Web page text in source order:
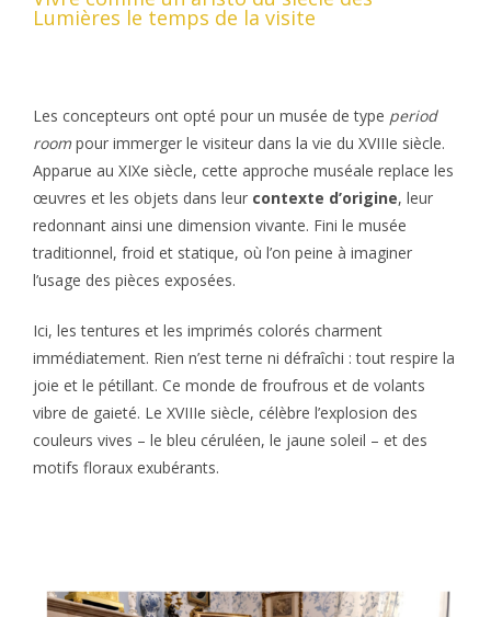
Lumières le temps de la visite
Les concepteurs ont opté pour un musée de type period
roompour immerger le visiteur dans la vie du XVIIIe siècle.
Apparue au XIXe siècle, cette approche muséale replace les
œuvres et les objets dans leur contexte d’origine, leur
redonnant ainsi une dimension vivante. Fini le musée
traditionnel, froid et statique, où l’on peine à imaginer
l’usage des pièces exposées.
Ici, les tentures et les imprimés colorés charment
immédiatement. Rien n’est terne ni défraîchi : tout respire la
joie et le pétillant. Ce monde de froufrous et de volants
vibre de gaieté. Le XVIIIe siècle, célèbre l’explosion des
couleurs vives – le bleu céruléen, le jaune soleil – et des
motifs floraux exubérants.